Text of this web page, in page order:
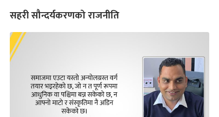
सहरी सौन्दर्यकरणको राजनीति